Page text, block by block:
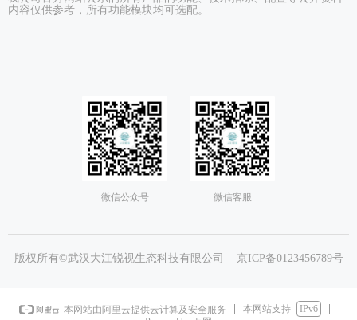
版权所有©武汉大江锐视生态科技有限公司 京ICP备0123456789号
内容仅供参考，所有功能模块均可选配。
微信公众号 微信客服
本网站由阿里云提供云计算及安全服务 本网站支持
IPv6